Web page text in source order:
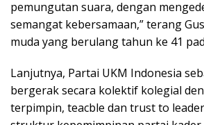
pemungutan suara, dengan
semangat kebersamaan,” terang
muda yang berulang tahun ke 41
Lanjutnya, Partai UKM Indonesia
bergerak secara kolektif kolegial
terpimpin, teacble dan trust to